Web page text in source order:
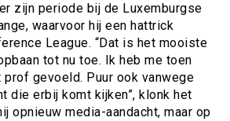
zijn periode bij de Luxemburgse
waarvoor hij een hattrick
League. “Dat is het mooiste
tot nu toe. Ik heb me toen
gevoeld. Puur ook vanwege
die erbij komt kijken”, klonk het
opnieuw media-aandacht, maar op